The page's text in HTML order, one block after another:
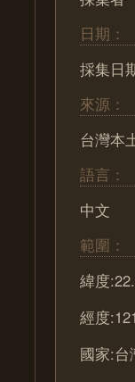
日期：
採集日
來源：
台灣本
語言：
中文
範圍：
緯度
經度
國家:台